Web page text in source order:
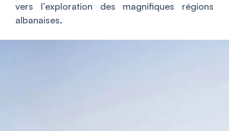
vers l’exploration des magnifiques régions
albanaises.